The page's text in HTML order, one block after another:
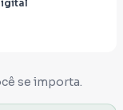
sociedade
mais
se importa.